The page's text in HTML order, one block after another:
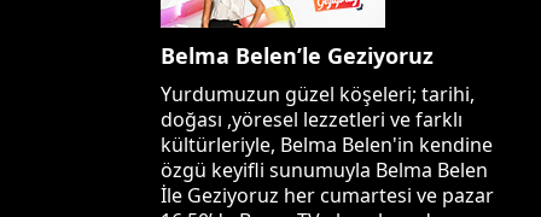
Belma Belen’le Geziyoruz
Yurdumuzun güzel köşeleri; tarihi,
doğası ,yöresel lezzetleri ve farklı
kültürleriyle, Belma Belen'in kendine
özgü keyifli sunumuyla Belma Belen
İle Geziyoruz her cumartesi ve pazar